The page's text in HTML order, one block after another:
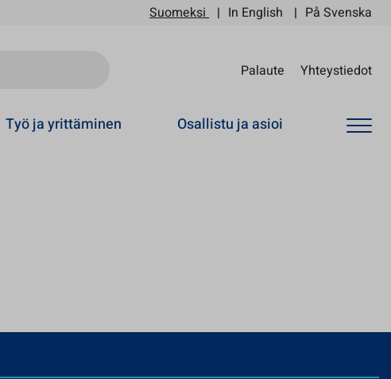
Suomeksi In English På Svenska
Palaute Yhteystiedot
Työ ja yrittäminen Osallistu ja asioi